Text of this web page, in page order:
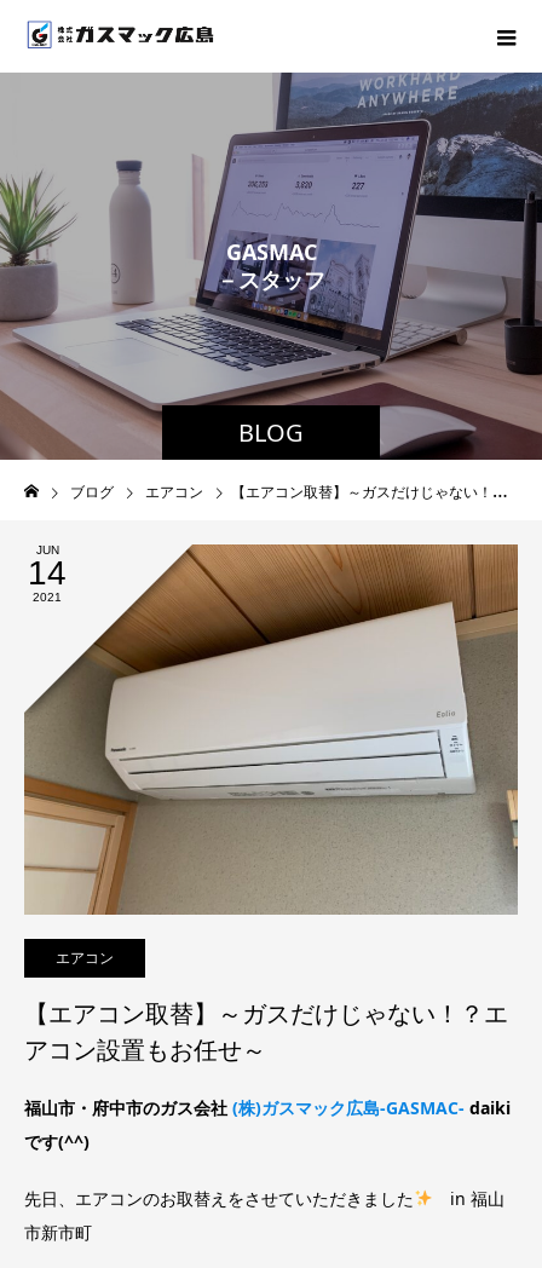
BLOG
GASMAC
ス タッフブログ－
ブログ エアコン 【エアコン取替】～ガスだけじゃない！？エアコン設置もお任せ～
JUN
14
2021
エアコン
【エアコン取替】～ガスだけじゃない！？エ
アコン設置もお任せ～
福山市・府中市のガス会社 (株)ガスマック広島-GASMAC- daiki
です(^^)
先日、エアコンのお取替えをさせていただきました
in 福山
市新市町